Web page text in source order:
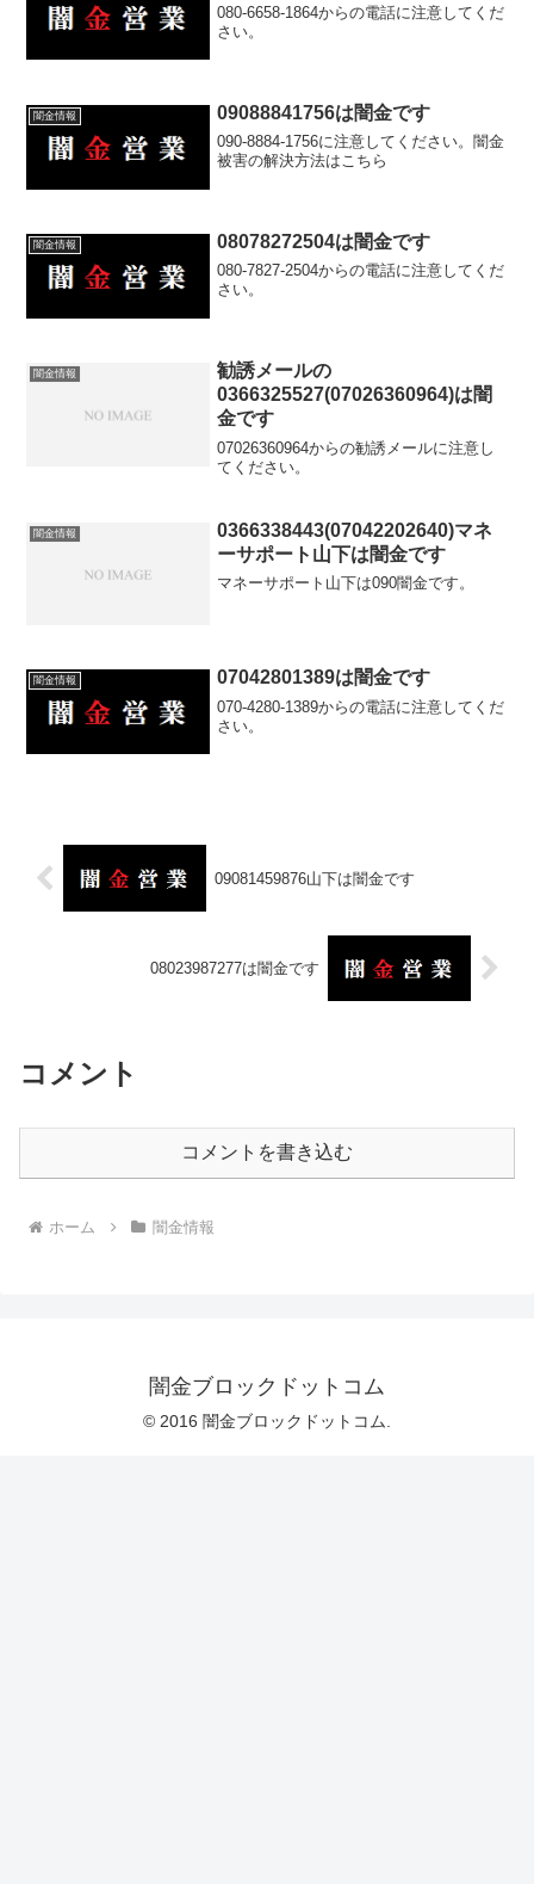
080-6658-1864からの電話に注意してくだ
さい。
闇金情報 09088841756は闇金です
090-8884-1756に注意してください。闇金
被害の解決方法はこちら
闇金情報 08078272504は闇金です
080-7827-2504からの電話に注意してくだ
さい。
闇金情報
勧誘メールの
0366325527(07026360964)は闇
金です
07026360964からの勧誘メールに注意し
てください。
闇金情報
0366338443(07042202640)マネ
ーサポート山下は闇金です
マネーサポート山下は090闇金です。
闇金情報 07042801389は闇金です
070-4280-1389からの電話に注意してくだ
さい。
09081459876山下は闇金です
08023987277は闇金です
コメント
コメントを書き込む
ホーム 闇金情報
闇金ブロックドットコム
© 2016 闇金ブロックドットコム.